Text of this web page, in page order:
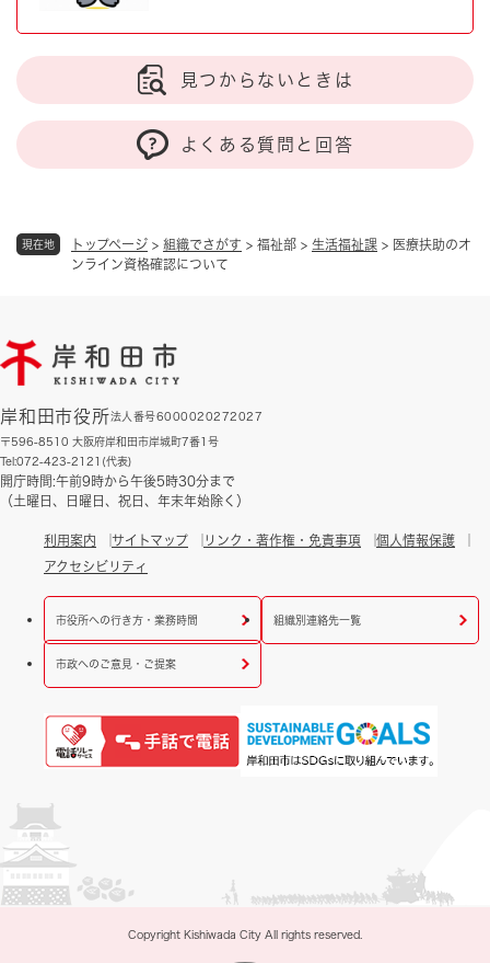
現在地 トップページ > 組織でさがす > 福祉部 > 生活福祉課 > 医療扶助のオ
ンライン資格確認について
見つからないときは
よくある質問と回答
岸和田市役所法人番号6000020272027
〒596-8510 大阪府岸和田市岸城町7番1号
Tel:072-423-2121(代表)
開庁時間:午前9時から午後5時30分まで
（土曜日、日曜日、祝日、年末年始除く）
利用案内 サイトマップ リンク・著作権・免責事項
個人情報保護
アクセシビリティ
市役所への行き方・業務時間 組織別連絡先一覧
市政へのご意見・ご提案
Copyright Kishiwada City All rights reserved.